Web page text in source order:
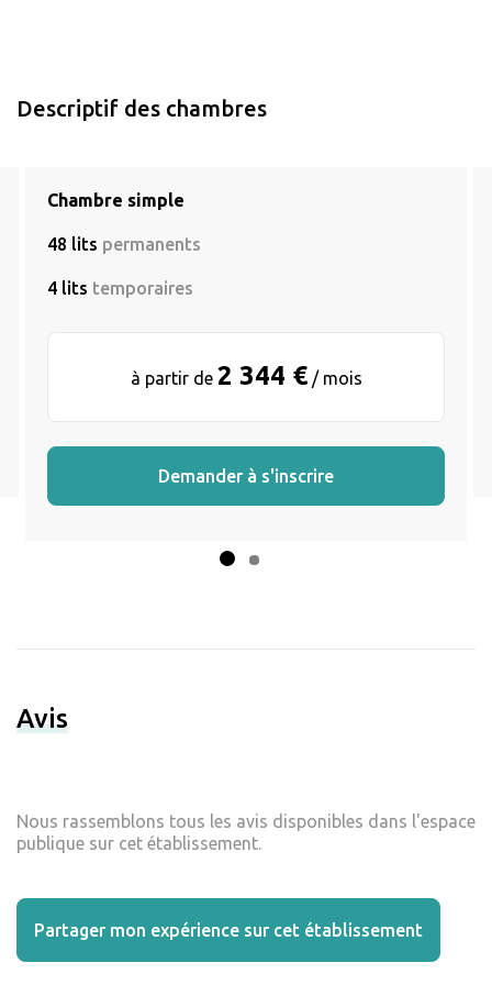
Descriptif des chambres
Chambre simple
48 lits permanents
4 lits temporaires
à partir de 2 344 €/ mois
Demander à s'inscrire
Avis
Nous rassemblons tous les avis disponibles dans l'espace
publique sur cet établissement.
Partager mon expérience sur cet établissement